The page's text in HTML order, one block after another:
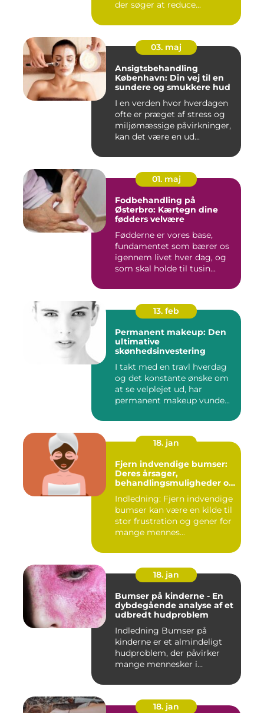
der søger at reduce...
03. maj
Ansigtsbehandling
København: Din vej til en
sundere og smukkere hud
I en verden hvor hverdagen
ofte er præget af stress og
miljømæssige påvirkninger,
kan det være en ud...
01. maj
Fodbehandling på
Østerbro: Kærtegn dine
fødders velvære
Fødderne er vores base,
fundamentet som bærer os
igennem livet hver dag, og
som skal holde til tusin...
13. feb
Permanent makeup: Den
ultimative
skønhedsinvestering
I takt med en travl hverdag
og det konstante ønske om
at se velplejet ud, har
permanent makeup vunde...
18. jan
Fjern indvendige bumser:
Deres årsager,
behandlingsmuligheder og
Indledning: Fjern indvendige
bumser kan være en kilde til
stor frustration og gener for
mange mennes...
18. jan
Bumser på kinderne - En
dybdegående analyse af et
udbredt hudproblem
Indledning Bumser på
kinderne er et almindeligt
hudproblem, der påvirker
mange mennesker i
18. jan